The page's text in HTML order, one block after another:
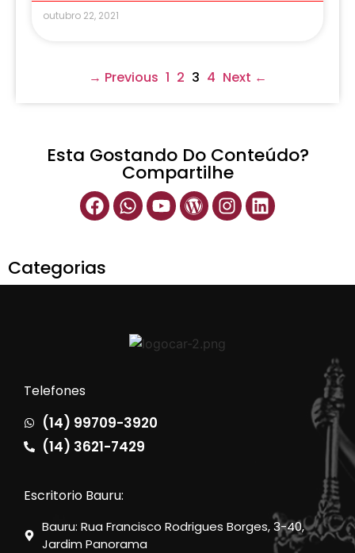
outubro 22, 2021
→ Previous 1 2 3 4 Next ←
Esta Gostando Do Conteúdo?
Compartilhe
Categorias
Telefones
(14) 99709-3920
(14) 3621-7429
Escritorio Bauru:
Bauru: Rua Francisco Rodrigues Borges, 3-40,
Jardim Panorama